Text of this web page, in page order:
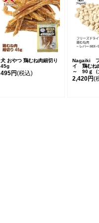
犬 おやつ 鶏むね肉細切り
45g
495円(税込)
Nagaiki フ
イ 鶏むね
～ 90ｇ（
2,420円(